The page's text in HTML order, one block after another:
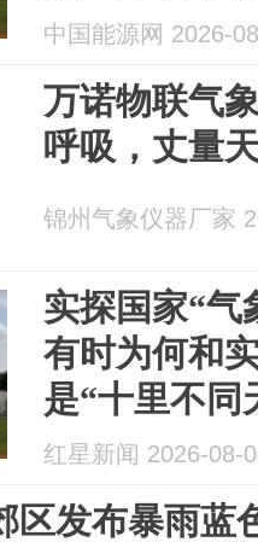
中国能源网 2026-
万诺物联气
呼吸，丈量
锦州气象仪器厂家
实探国家“气
有时为何和
是“十里不同
红星新闻 2026-08-
区发布暴雨蓝